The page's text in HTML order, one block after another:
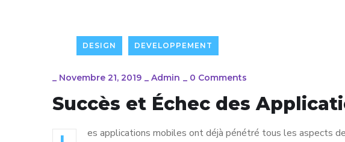
DESIGN DEVELOPPEMENT
_ Novembre 21, 2019 _ Admin _ 0 Comments
Succès et Échec des
es applications mobiles ont déjà pénétré tous les aspects